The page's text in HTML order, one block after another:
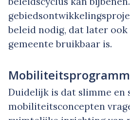
beleid nodig, dat later ook
gemeente bruikbaar is.
Duidelijk is dat slimme en
mobiliteitsconcepten